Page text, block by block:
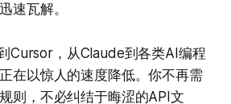
速瓦解。
Cursor，从Claude到各类AI编程
在以惊人的速度降低。你不再需
则，不必纠结于晦涩的API文